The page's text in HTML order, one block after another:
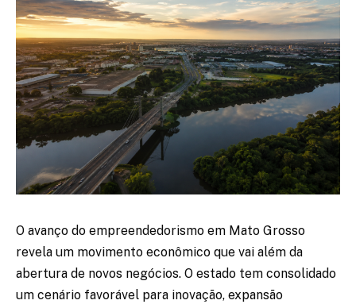
O avanço do empreendedorismo em Mato Grosso
revela um movimento econômico que vai além da
abertura de novos negócios. O estado tem consolidado
um cenário favorável para inovação, expansão